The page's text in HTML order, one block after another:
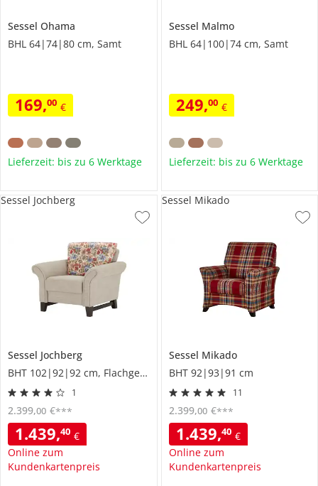
Sessel Ohama
BHL 64|74|80 cm, Samt
169,00 €
Lieferzeit: bis zu 6 Werktage
Sessel Malmo
BHL 64|100|74 cm, Samt
249,00 €
Lieferzeit: bis zu 6 Werktage
Sessel Jochberg
BHT 102|92|92 cm, Flachgewebe
1
1.439,40 €
Online zum
Kundenkartenpreis
2.399,00 €***
Sessel Jochberg
Sessel Mikado
BHT 92|93|91 cm
11
1.439,40 €
Online zum
Kundenkartenpreis
2.399,00 €***
Sessel Mikado